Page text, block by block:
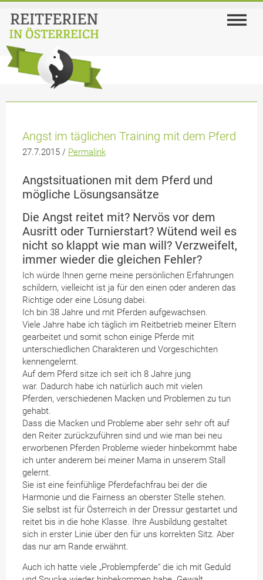
Angst im täglichen Training mit dem Pferd
27.7.2015 / Permalink
Angstsituationen mit dem Pferd und
mögliche Lösungsansätze
Die Angst reitet mit? Nervös vor dem
Ausritt oder Turnierstart? Wütend weil es
nicht so klappt wie man will? Verzweifelt,
immer wieder die gleichen Fehler?
Ich würde Ihnen gerne meine persönlichen Erfahrungen
schildern, vielleicht ist ja für den einen oder anderen das
Richtige oder eine Lösung dabei.
Ich bin 38 Jahre und mit Pferden aufgewachsen.
Viele Jahre habe ich täglich im Reitbetrieb meiner Eltern
gearbeitet und somit schon einige Pferde mit
unterschiedlichen Charakteren und Vorgeschichten
kennengelernt.
Auf dem Pferd sitze ich seit ich 8 Jahre jung
war. Dadurch habe ich natürlich auch mit vielen
Pferden, verschiedenen Macken und Problemen zu tun
gehabt.
Dass die Macken und Probleme aber sehr sehr oft auf
den Reiter zurückzuführen sind und wie man bei neu
erworbenen Pferden Probleme wieder hinbekommt habe
ich unter anderem bei meiner Mama in unserem Stall
gelernt.
Sie ist eine feinfühlige Pferdefachfrau bei der die
Harmonie und die Fairness an oberster Stelle stehen.
Sie selbst ist für Österreich in der Dressur gestartet und
reitet bis in die hohe Klasse. Ihre Ausbildung gestaltet
sich in erster Linie über den für uns korrekten Sitz. Aber
das nur am Rande erwähnt.
Auch ich hatte viele „Problempferde“ die ich mit Geduld